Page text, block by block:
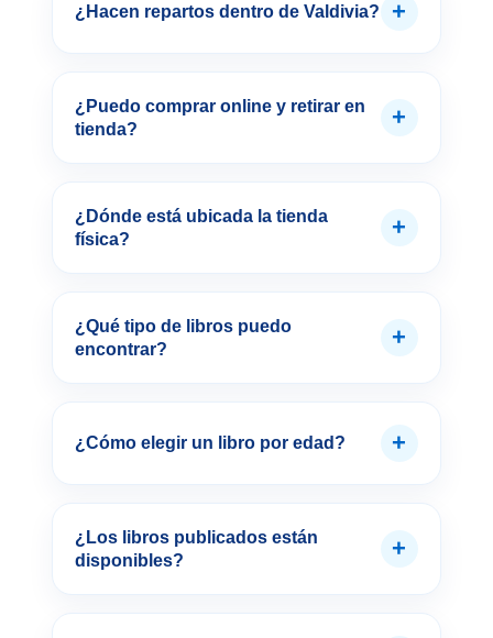
¿Hacen repartos dentro de Valdivia? +
¿Puedo comprar online y retirar en
tienda?
+
¿Dónde está ubicada la tienda
física?
+
¿Qué tipo de libros puedo
encontrar?
+
¿Cómo elegir un libro por edad? +
¿Los libros publicados están
disponibles?
+